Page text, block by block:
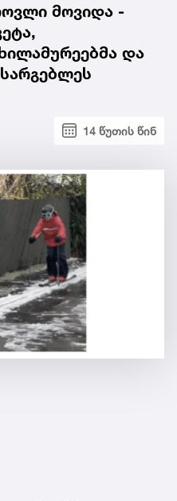
მოვიდა -
და
14 წუთის წინ